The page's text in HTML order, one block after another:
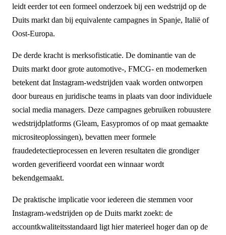
leidt eerder tot een formeel onderzoek bij een wedstrijd op de
Duits markt dan bij equivalente campagnes in Spanje, Italië of
Oost-Europa.
De derde kracht is merksofisticatie. De dominantie van de
Duits markt door grote automotive-, FMCG- en modemerken
betekent dat Instagram-wedstrijden vaak worden ontworpen
door bureaus en juridische teams in plaats van door individuele
social media managers. Deze campagnes gebruiken robuustere
wedstrijdplatforms (Gleam, Easypromos of op maat gemaakte
micrositeoplossingen), bevatten meer formele
fraudedetectieprocessen en leveren resultaten die grondiger
worden geverifieerd voordat een winnaar wordt
bekendgemaakt.
De praktische implicatie voor iedereen die stemmen voor
Instagram-wedstrijden op de Duits markt zoekt: de
accountkwaliteitsstandaard ligt hier materieel hoger dan op de